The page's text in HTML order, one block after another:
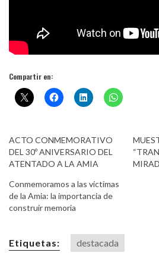
Compartir en:
ACTO CONMEMORATIVO
DEL 30º ANIVERSARIO DEL
ATENTADO A LA AMIA
Conmemoramos a las víctimas
de la Amia: la importancia de
construir memoria
Etiquetas: destacada